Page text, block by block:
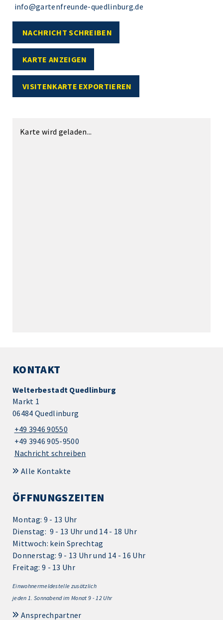
info@gartenfreunde-quedlinburg.de
NACHRICHT SCHREIBEN
KARTE ANZEIGEN
VISITENKARTE EXPORTIEREN
Karte wird geladen...
KONTAKT
Welterbestadt Quedlinburg
Markt 1
06484 Quedlinburg
+49 3946 90550
+49 3946 905-9500
Nachricht schreiben
Alle Kontakte
ÖFFNUNGSZEITEN
Montag: 9 - 13 Uhr
Dienstag: 9 - 13 Uhr und 14 - 18 Uhr
Mittwoch: kein Sprechtag
Donnerstag: 9 - 13 Uhr und 14 - 16 Uhr
Freitag: 9 - 13 Uhr
Einwohnermeldestelle zusätzlich
jeden 1. Sonnabend im Monat 9 - 12 Uhr
Ansprechpartner